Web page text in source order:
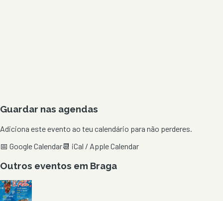
Guardar nas agendas
Adiciona este evento ao teu calendário para não perderes.
📅 Google Calendar📆 iCal / Apple Calendar
Outros eventos em Braga